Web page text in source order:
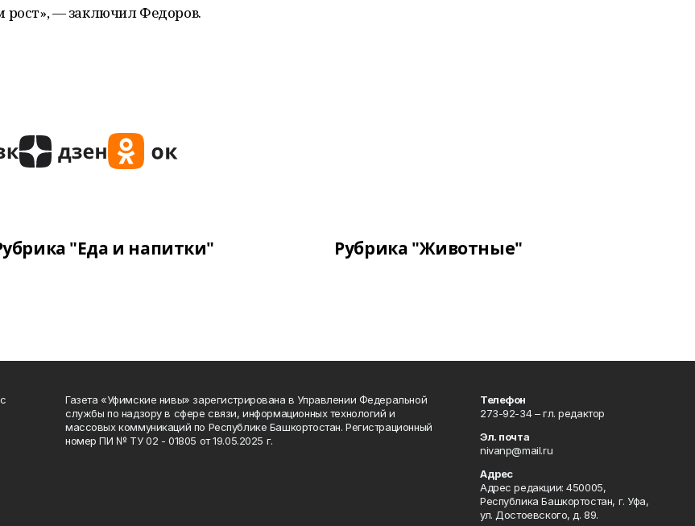
рост», — заключил Федоров.
"Еда и напитки" Рубрика "Животные"
Газета «Уфимские нивы» зарегистрирована в Управлении Федеральной
службы по надзору в сфере связи, информационных технологий и
массовых коммуникаций по Республике Башкортостан. Регистрационный
номер ПИ № ТУ 02 - 01805 от 19.05.2025 г.
Телефон
273-92-34 – гл. редактор
Эл. почта
nivanp@mail.ru
Адрес
Адрес редакции: 450005,
Республика Башкортостан, г. Уфа,
ул. Достоевского, д. 89.